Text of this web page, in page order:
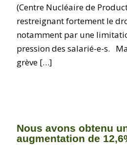
(Centre Nucléaire de
restreignant fortement le
notamment par une
pression des salarié-e-s.
grève […]
Nous avons obtenu
augmentation de